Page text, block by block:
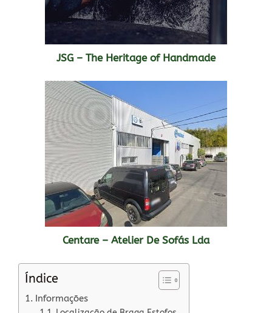
JSG – The Heritage of Handmade
Centare – Atelier De Sofás Lda
Índice
Informações